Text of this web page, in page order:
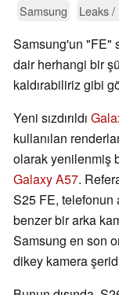
Samsung Leaks /
Samsung'un "FE"
dair herhangi bir
kaldırabiliriz gibi
Yeni sızdırıldı
kullanılan
olarak yenilenmiş
Galaxy A57.
S25 FE, telefonun
benzer bir arka
Samsung en son
dikey kamera